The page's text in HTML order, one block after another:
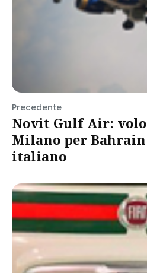
Precedente
Novit Gulf Air:
Milano per
italiano